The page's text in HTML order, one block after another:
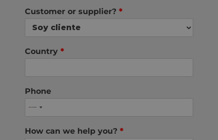
Customer or supplier? *
Country *
Phone
How can we help you? *